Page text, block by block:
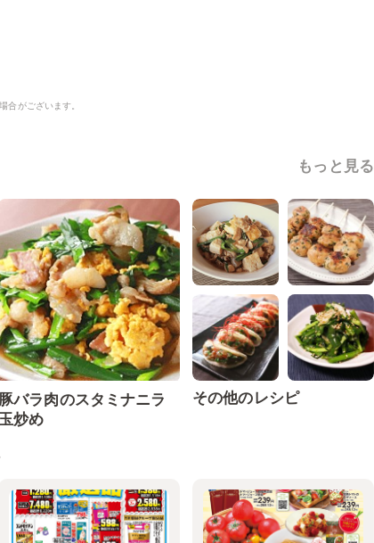
合がございます。
もっと見る
豚バラ肉のスタミナニラ
炒め
その他のレシピ